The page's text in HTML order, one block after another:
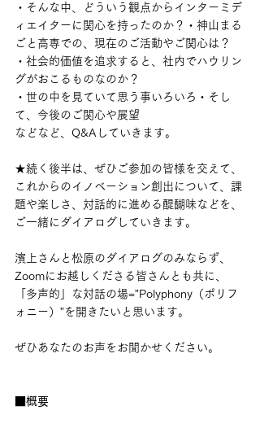
・そんな中、どういう観点からインターミデ
ィエイターに関心を持ったのか？・神山まる
ごと高専での、現在のご活動やご関心は？
・社会的価値を追求すると、社内でハウリン
グがおこるものなのか？
・世の中を見ていて思う事いろいろ・そし
て、今後のご関心や展望
などなど、Q&Aしていきます。
★続く後半は、ぜひご参加の皆様を交えて、
これからのイノベーション創出について、課
題や楽しさ、対話的に進める醍醐味などを、
ご一緒にダイアログしていきます。
濱上さんと松原のダイアログのみならず、
Zoomにお越しくださる皆さんとも共に、
「多声的」な対話の場=”Polyphony（ポリフ
ォニー）”を開きたいと思います。
ぜひあなたのお声をお聞かせください。
■概要